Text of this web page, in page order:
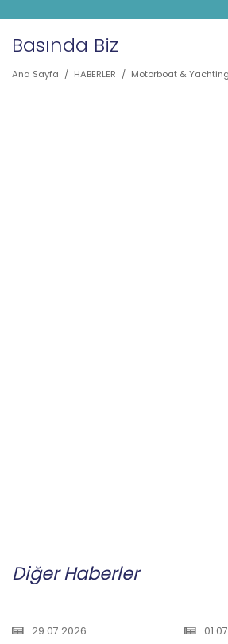
Basında Biz
Ana Sayfa / HABERLER / Motorboat &
Diğer Haberler
29.07.2026